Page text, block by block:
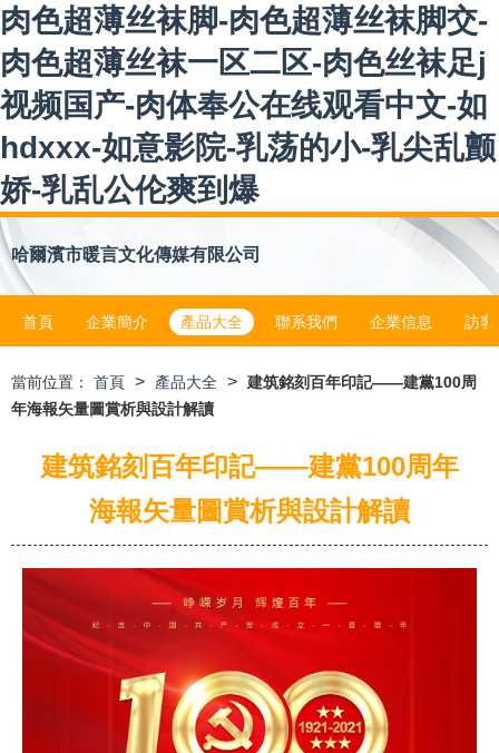
肉色超薄丝袜脚-肉色超薄丝袜脚交-
肉色超薄丝袜一区二区-肉色丝袜足j
视频国产-肉体奉公在线观看中文-如
hdxxx-如意影院-乳荡的小-乳尖乱颤
娇-乳乱公伦爽到爆
哈爾濱市暖言文化傳媒有限公司
首頁 企業簡介 產品大全 聯系我們 企業信息 訪客
當前位置： 首頁 > 產品大全 > 建筑銘刻百年印記——建黨100周
年海報矢量圖賞析與設計解讀
建筑銘刻百年印記——建黨100周年
海報矢量圖賞析與設計解讀